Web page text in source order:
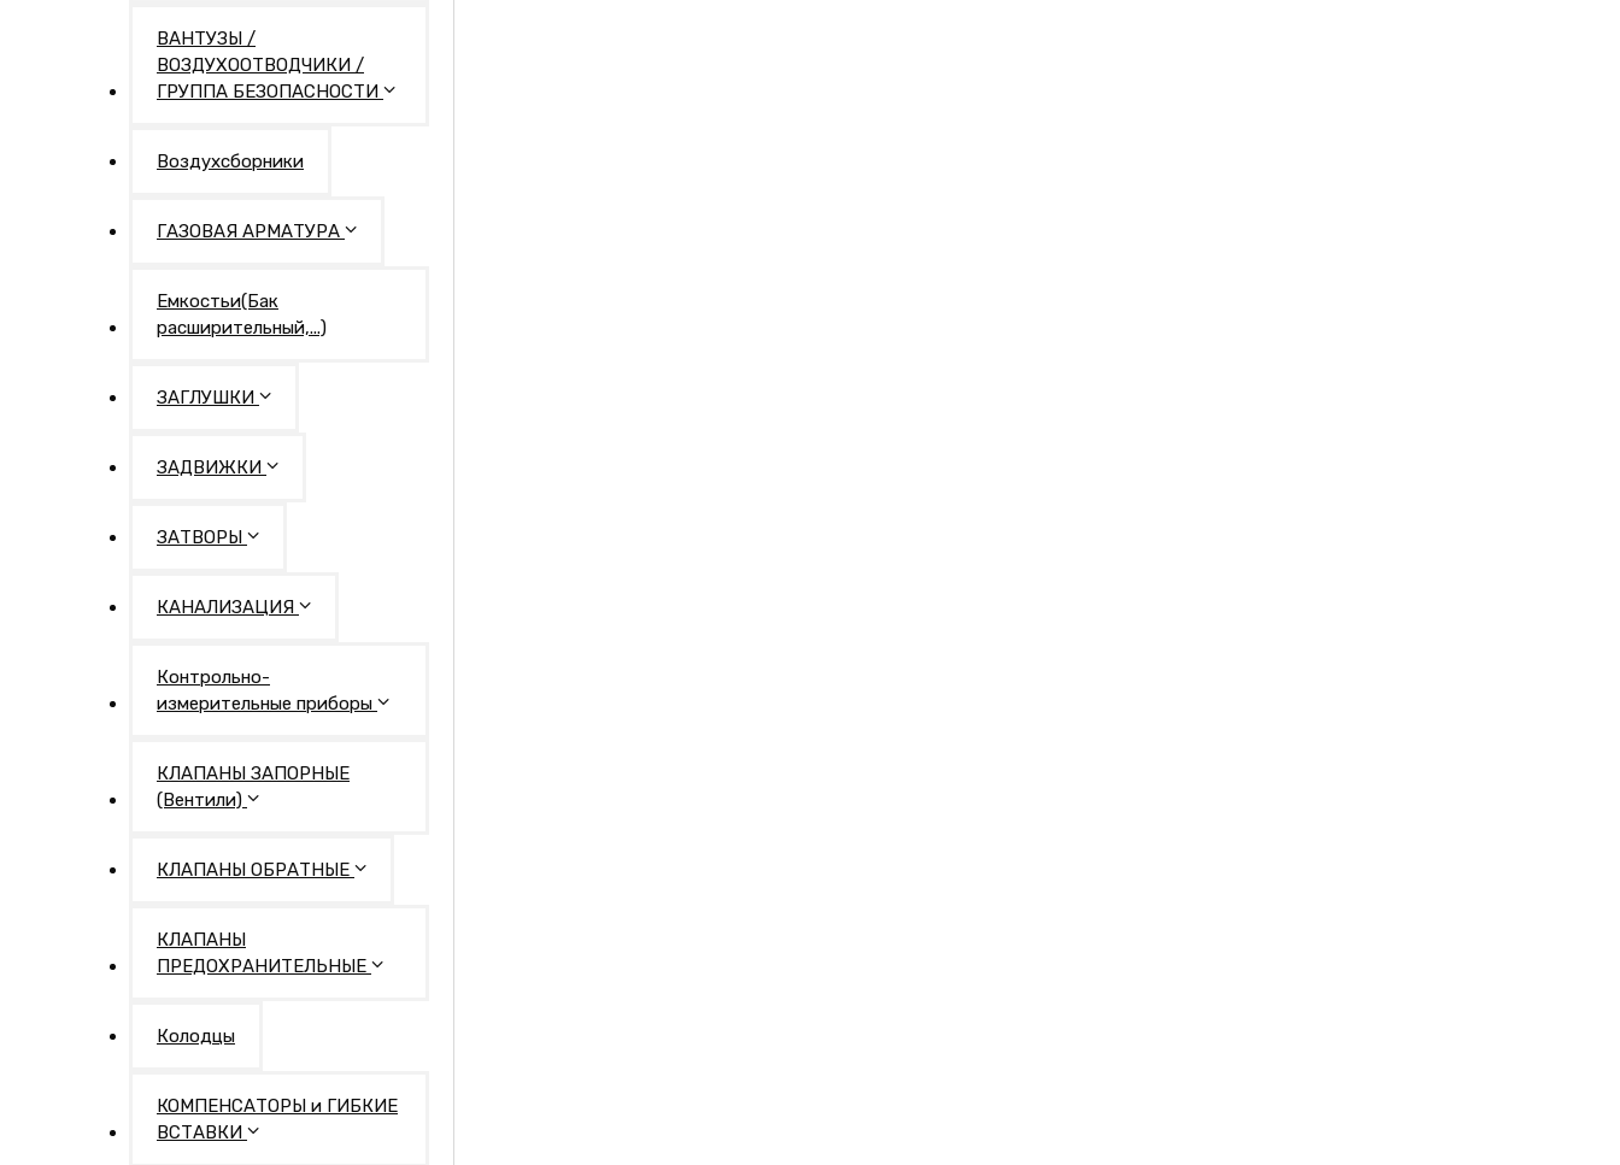
ВАНТУЗЫ /
ВОЗДУХООТВОДЧИКИ /
ГРУППА БЕЗОПАСНОСТИ
Воздухсборники
ГАЗОВАЯ АРМАТУРА
Емкостьи(Бак
расширительный,...)
ЗАГЛУШКИ
ЗАДВИЖКИ
ЗАТВОРЫ
КАНАЛИЗАЦИЯ
Контрольно-
измерительные приборы
КЛАПАНЫ ЗАПОРНЫЕ
(Вентили)
КЛАПАНЫ ОБРАТНЫЕ
КЛАПАНЫ
ПРЕДОХРАНИТЕЛЬНЫЕ
Колодцы
КОМПЕНСАТОРЫ и ГИБКИЕ
ВСТАВКИ